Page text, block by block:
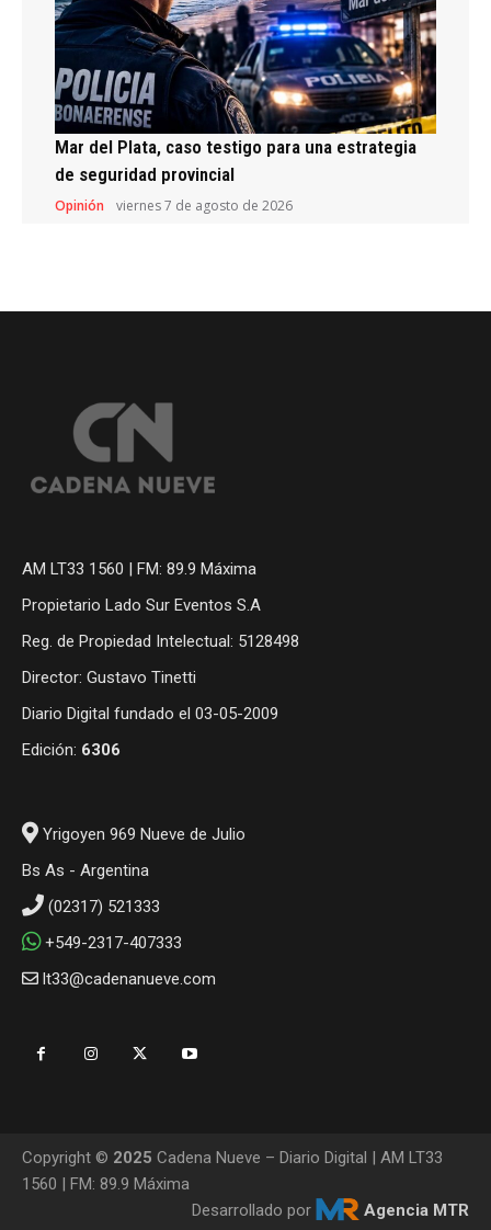
Mar del Plata, caso testigo para una estrategia
de seguridad provincial
Opinión viernes 7 de agosto de 2026
AM LT33 1560 | FM: 89.9 Máxima
Propietario Lado Sur Eventos S.A
Reg. de Propiedad Intelectual: 5128498
Director: Gustavo Tinetti
Diario Digital fundado el 03-05-2009
Edición: 6306
Yrigoyen 969 Nueve de Julio
Bs As - Argentina
(02317) 521333
+549-2317-407333
lt33@cadenanueve.com
Copyright © 2025 Cadena Nueve – Diario Digital | AM LT33
1560 | FM: 89.9 Máxima
Desarrollado por
Agencia MTR